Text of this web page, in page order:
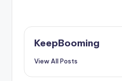
KeepBooming
View All Posts